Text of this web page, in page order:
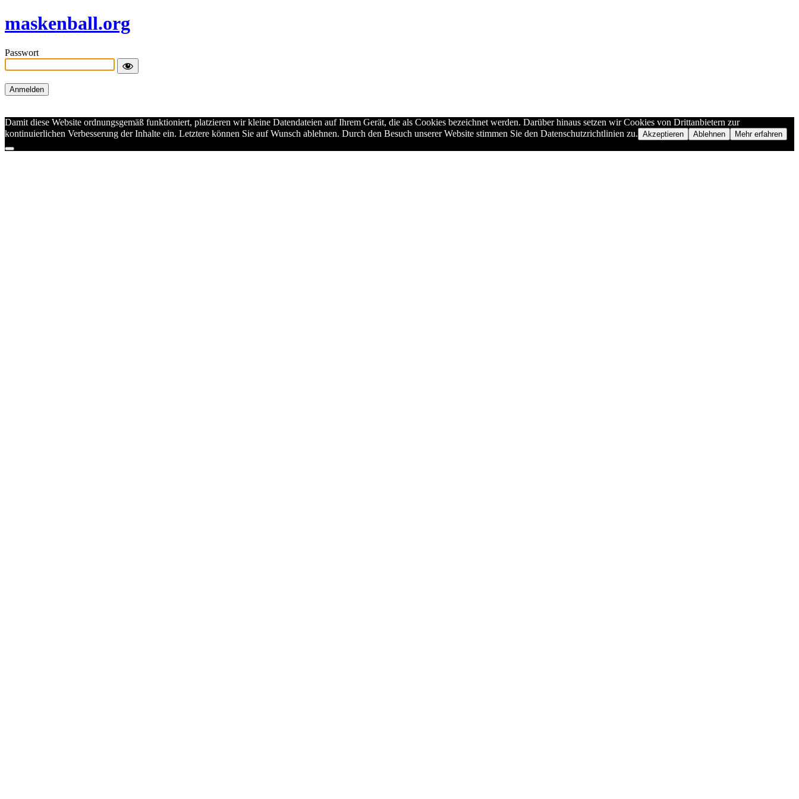
maskenball.org
Passwort
Damit diese Website ordnungsgemäß funktioniert, platzieren wir kleine Datendateien auf Ihrem Gerät, die als Cookies bezeichnet werden. Darüber hinaus setzen wir Cookies von Drittanbietern zur
kontinuierlichen Verbesserung der Inhalte ein. Letztere können Sie auf Wunsch ablehnen. Durch den Besuch unserer Website stimmen Sie den Datenschutzrichtlinien zu. Akzeptieren Ablehnen Mehr erfahren